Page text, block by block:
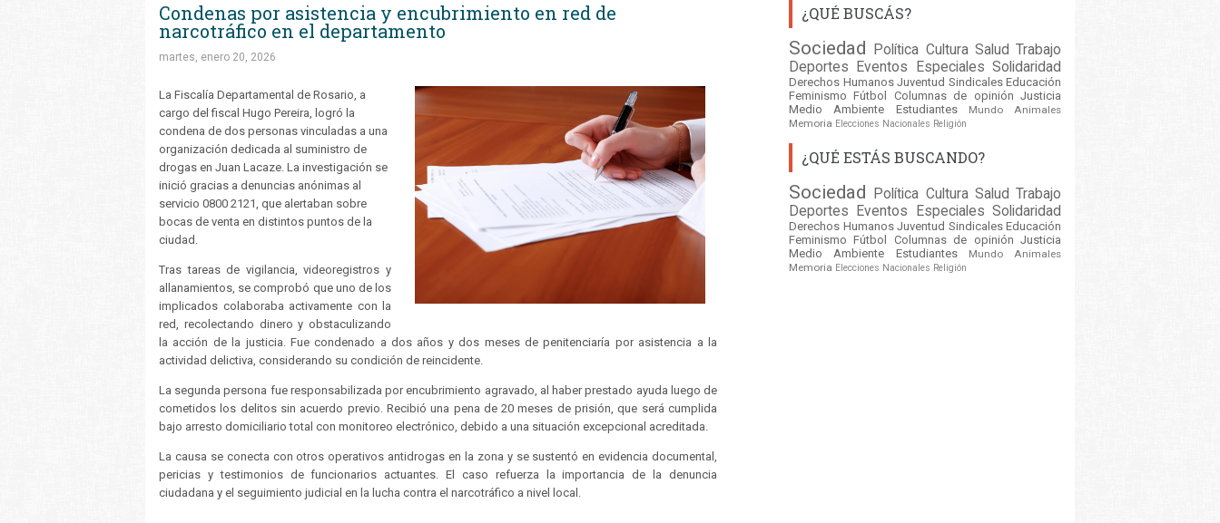
Condenas por asistencia y encubrimiento en red de
narcotráfico en el departamento
martes, enero 20, 2026
La Fiscalía Departamental de Rosario, a
cargo del fiscal Hugo Pereira, logró la
condena de dos personas vinculadas a una
organización dedicada al suministro de
drogas en Juan Lacaze. La investigación se
inició gracias a denuncias anónimas al
servicio 0800 2121, que alertaban sobre
bocas de venta en distintos puntos de la
ciudad.
Tras tareas de vigilancia, videoregistros y
allanamientos, se comprobó que uno de los
implicados colaboraba activamente con la
red, recolectando dinero y obstaculizando
la acción de la justicia. Fue condenado a dos años y dos meses de penitenciaría por asistencia a la
actividad delictiva, considerando su condición de reincidente.
La segunda persona fue responsabilizada por encubrimiento agravado, al haber prestado ayuda luego de
cometidos los delitos sin acuerdo previo. Recibió una pena de 20 meses de prisión, que será cumplida
bajo arresto domiciliario total con monitoreo electrónico, debido a una situación excepcional acreditada.
La causa se conecta con otros operativos antidrogas en la zona y se sustentó en evidencia documental,
pericias y testimonios de funcionarios actuantes. El caso refuerza la importancia de la denuncia
ciudadana y el seguimiento judicial en la lucha contra el narcotráfico a nivel local.
¿QUÉ BUSCÁS?
Sociedad Política Cultura Salud Trabajo
Deportes
Eventos Especiales Solidaridad
Derechos Humanos Juventud Sindicales Educación
Feminismo Fútbol Columnas de opinión Justicia
Medio Ambiente
Estudiantes Mundo
Animales
Memoria Elecciones Nacionales Religión
¿QUÉ ESTÁS BUSCANDO?
Sociedad Política Cultura Salud Trabajo
Deportes
Eventos Especiales Solidaridad
Derechos Humanos Juventud Sindicales Educación
Feminismo Fútbol Columnas de opinión Justicia
Medio Ambiente
Estudiantes Mundo
Animales
Memoria Elecciones Nacionales Religión